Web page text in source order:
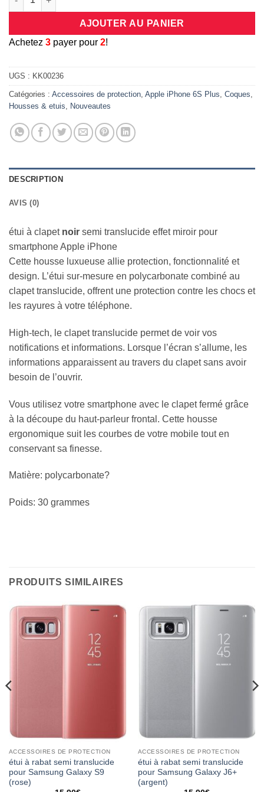
AJOUTER AU PANIER
Achetez 3 payer pour 2!
UGS : KK00236
Catégories : Accessoires de protection Apple iPhone 6S Plus Coques
Housses & etuis
Nouveautes
DESCRIPTION
AVIS (0)
étui à clapet noir semi translucide effet miroir pour
smartphone Apple iPhone
Cette housse luxueuse allie protection, fonctionnalité et
design. L’étui sur-mesure en polycarbonate combiné au
clapet translucide, offrent une protection contre les chocs et
les rayures à votre téléphone.
High-tech, le clapet translucide permet de voir vos
notifications et informations. Lorsque l’écran s’allume, les
informations apparaissent au travers du clapet sans avoir
besoin de l’ouvrir.
Vous utilisez votre smartphone avec le clapet fermé grâce
à la découpe du haut-parleur frontal. Cette housse
ergonomique suit les courbes de votre mobile tout en
conservant sa finesse.
Matière: polycarbonate?
Poids: 30 grammes
PRODUITS SIMILAIRES
ACCESSOIRES DE PROTECTION
étui à rabat semi translucide
pour Samsung Galaxy S9
(rose)
ACCESSOIRES DE PROTECTION
étui à rabat semi translucide
pour Samsung Galaxy J6+
(argent)